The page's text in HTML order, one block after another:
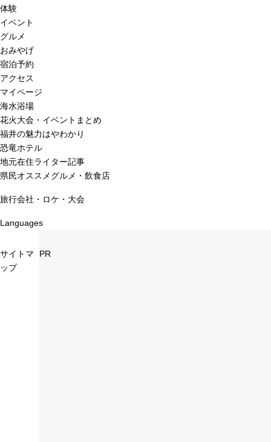
体験
イベント
グルメ
おみやげ
宿泊予約
アクセス
マイページ
海水浴場
花火大会・イベントまとめ
福井の魅力はやわかり
恐竜ホテル
地元在住ライター記事
県民オススメグルメ・飲食店
旅行会社・ロケ・大会
Languages
サイトマ
ップ
PR